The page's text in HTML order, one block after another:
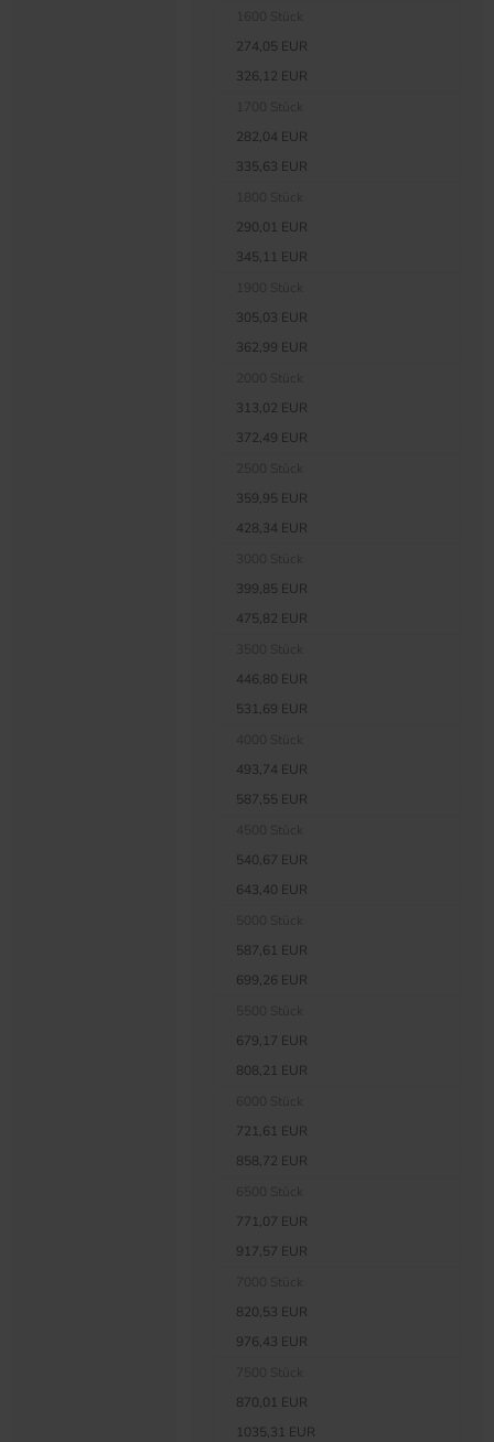
274,05 EUR
326,12 EUR
282,04 EUR
335,63 EUR
290,01 EUR
345,11 EUR
305,03 EUR
362,99 EUR
313,02 EUR
372,49 EUR
359,95 EUR
428,34 EUR
399,85 EUR
475,82 EUR
446,80 EUR
531,69 EUR
493,74 EUR
587,55 EUR
540,67 EUR
643,40 EUR
587,61 EUR
699,26 EUR
679,17 EUR
808,21 EUR
721,61 EUR
858,72 EUR
771,07 EUR
917,57 EUR
820,53 EUR
976,43 EUR
870,01 EUR
1035,31 EUR